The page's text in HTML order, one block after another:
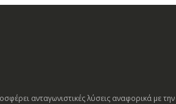
ανταγωνιστικές λύσεις αναφορικά με την